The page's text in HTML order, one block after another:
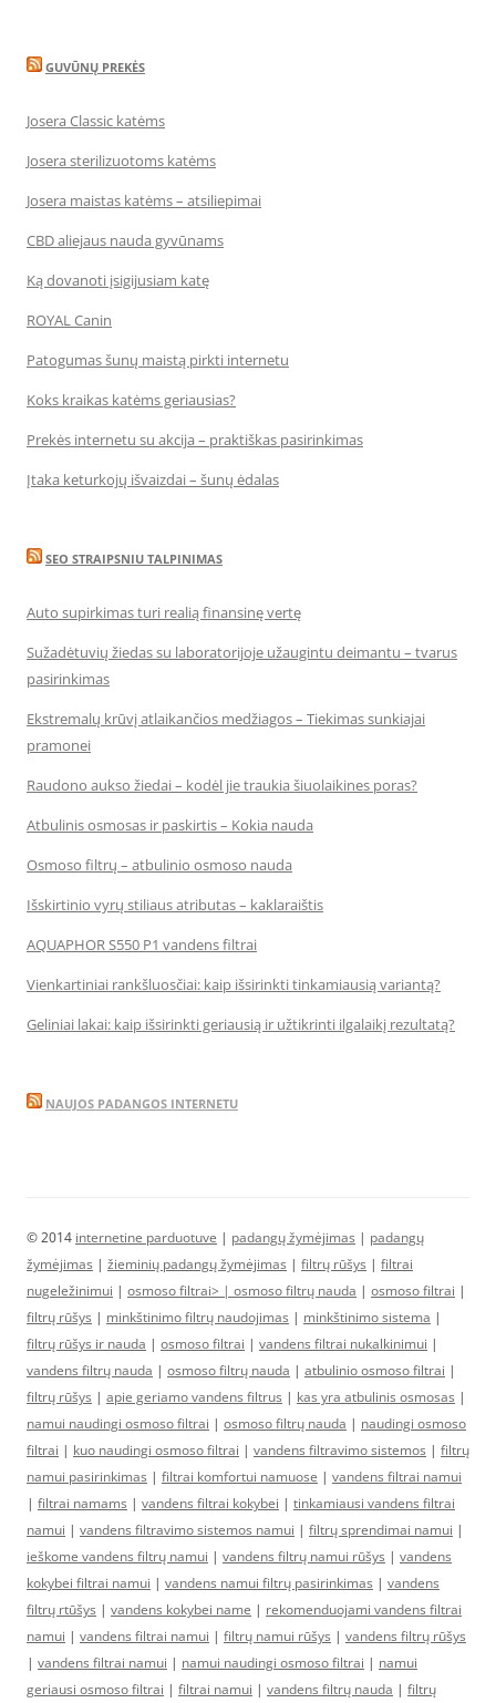
GUVŪNŲ PREKĖS
Josera Classic katėms
Josera sterilizuotoms katėms
Josera maistas katėms – atsiliepimai
CBD aliejaus nauda gyvūnams
Ką dovanoti įsigijusiam katę
ROYAL Canin
Patogumas šunų maistą pirkti internetu
Koks kraikas katėms geriausias?
Prekės internetu su akcija – praktiškas pasirinkimas
Įtaka keturkojų išvaizdai – šunų ėdalas
SEO STRAIPSNIU TALPINIMAS
Auto supirkimas turi realią finansinę vertę
Sužadėtuvių žiedas su laboratorijoje užaugintu deimantu – tvarus
pasirinkimas
Ekstremalų krūvį atlaikančios medžiagos – Tiekimas sunkiajai
pramonei
Raudono aukso žiedai – kodėl jie traukia šiuolaikines poras?
Atbulinis osmosas ir paskirtis – Kokia nauda
Osmoso filtrų – atbulinio osmoso nauda
Išskirtinio vyrų stiliaus atributas – kaklaraištis
AQUAPHOR S550 P1 vandens filtrai
Vienkartiniai rankšluosčiai: kaip išsirinkti tinkamiausią variantą?
Geliniai lakai: kaip išsirinkti geriausią ir užtikrinti ilgalaikį rezultatą?
NAUJOS PADANGOS INTERNETU
© 2014 internetine parduotuve | padangų žymėjimas | padangų
žymėjimas | žieminių padangų žymėjimas | filtrų rūšys | filtrai
nugeležinimui | osmoso filtrai> | osmoso filtrų nauda | osmoso filtrai |
filtrų rūšys | minkštinimo filtrų naudojimas | minkštinimo sistema |
filtrų rūšys ir nauda | osmoso filtrai | vandens filtrai nukalkinimui |
vandens filtrų nauda | osmoso filtrų nauda | atbulinio osmoso filtrai |
filtrų rūšys | apie geriamo vandens filtrus | kas yra atbulinis osmosas |
namui naudingi osmoso filtrai | osmoso filtrų nauda | naudingi osmoso
filtrai | kuo naudingi osmoso filtrai | vandens filtravimo sistemos | filtrų
namui pasirinkimas | filtrai komfortui namuose | vandens filtrai namui
| filtrai namams | vandens filtrai kokybei | tinkamiausi vandens filtrai
namui | vandens filtravimo sistemos namui | filtrų sprendimai namui |
ieškome vandens filtrų namui | vandens filtrų namui rūšys | vandens
kokybei filtrai namui | vandens namui filtrų pasirinkimas | vandens
filtrų rtūšys | vandens kokybei name | rekomenduojami vandens filtrai
namui | vandens filtrai namui | filtrų namui rūšys | vandens filtrų rūšys
| vandens filtrai namui | namui naudingi osmoso filtrai | namui
geriausi osmoso filtrai | filtrai namui | vandens filtrų nauda | filtrų